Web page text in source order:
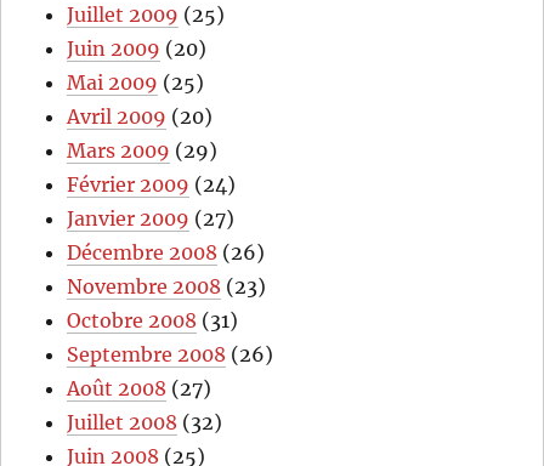
Juillet 2009 (25)
Juin 2009 (20)
Mai 2009 (25)
Avril 2009 (20)
Mars 2009 (29)
Février 2009 (24)
Janvier 2009 (27)
Décembre 2008 (26)
Novembre 2008 (23)
Octobre 2008 (31)
Septembre 2008 (26)
Août 2008 (27)
Juillet 2008 (32)
Juin 2008 (25)